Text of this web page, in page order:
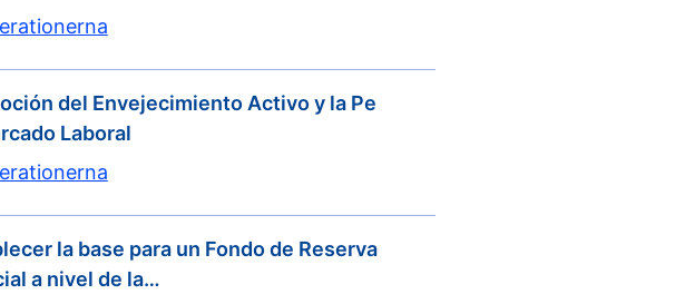
del Envejecimiento Activo y la Pe
Laboral
la base para un Fondo de Reserva
a nivel de la…